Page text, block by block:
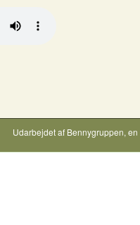
Udarbejdet af Bennygruppen,